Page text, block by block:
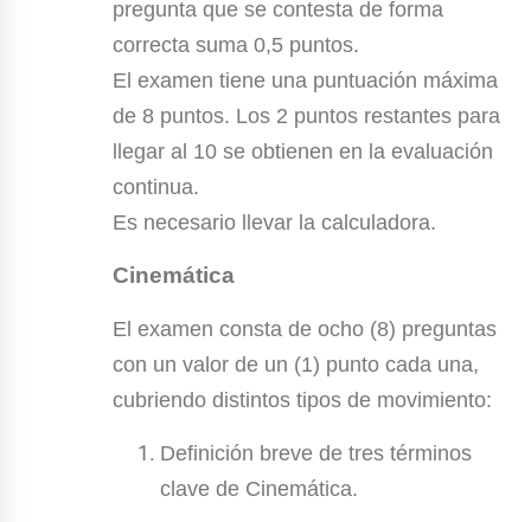
pregunta que se contesta de forma
correcta suma 0,5 puntos.
El examen tiene una puntuación máxima
de 8 puntos. Los 2 puntos restantes para
llegar al 10 se obtienen en la evaluación
continua.
Es necesario llevar la calculadora.
Cinemática
El examen consta de ocho (8) preguntas
con un valor de un (1) punto cada una,
cubriendo distintos tipos de movimiento:
Definición breve de tres términos
clave de Cinemática.